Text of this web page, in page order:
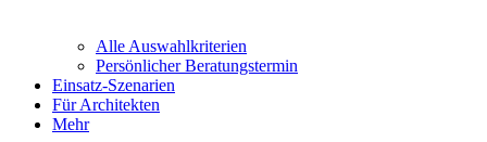
Alle Auswahlkriterien
Persönlicher Beratungstermin
Einsatz-Szenarien
Für Architekten
Mehr